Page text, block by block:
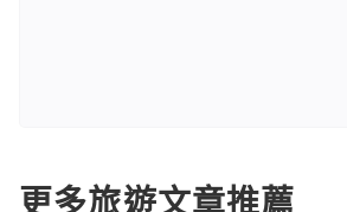
更多旅遊文章推薦